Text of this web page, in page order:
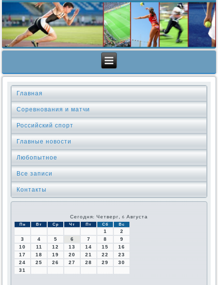
Главная
Соревнования и матчи
Российский спорт
Главные новости
Любопытное
Все записи
Контакты
Сегодня: Четверг, 6 Августа
Пн Вт Ср Чт Пт Сб Вс
1
2
3
4 5 6 7 8
9
10
11 12 13 14 15
16
17
18 19 20 21 22
23
24
25 26 27 28 29
30
31